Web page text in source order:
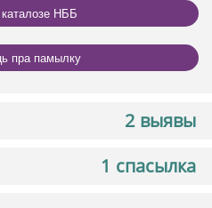
каталозе НББ
пра памылку
2 выявы
1 спасылка